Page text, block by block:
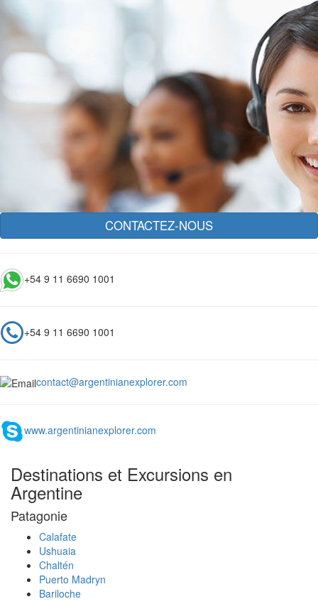
CONTACTEZ-NOUS
+54 9 11 6690 1001
+54 9 11 6690 1001
contact@argentinianexplorer.com
www.argentinianexplorer.com
Destinations et Excursions en
Argentine
Patagonie
Calafate
Ushuaia
Chaltén
Puerto Madryn
Bariloche